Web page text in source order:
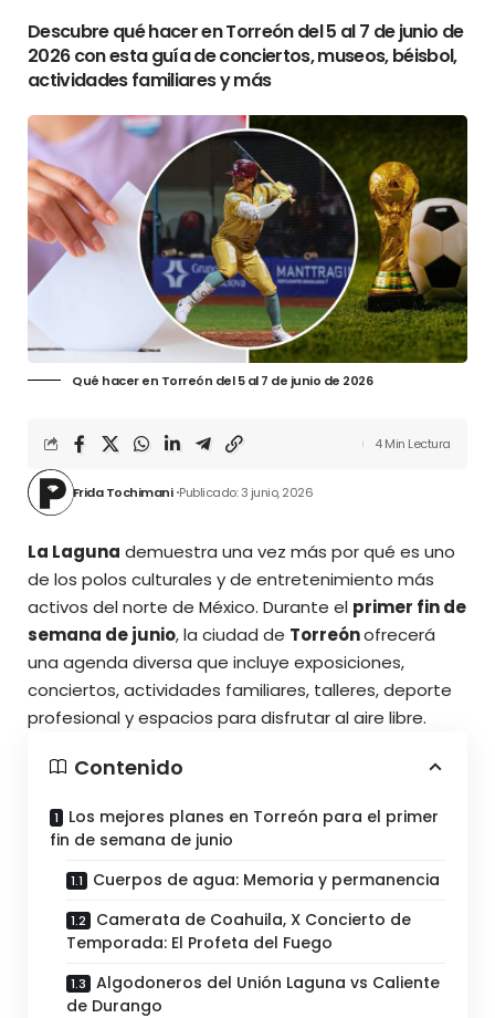
Descubre qué hacer en Torreón del 5 al 7 de junio de
2026 con esta guía de conciertos, museos, béisbol,
actividades familiares y más
Qué hacer en Torreón del 5 al 7 de junio de 2026
Frida Tochimani Publicado: 3 junio, 2026
4 Min Lectura
La Laguna demuestra una vez más por qué es uno
de los polos culturales y de entretenimiento más
activos del norte de México. Durante el primer fin de
semana de junio, la ciudad de Torreónofrecerá
una agenda diversa que incluye exposiciones,
conciertos, actividades familiares, talleres, deporte
profesional y espacios para disfrutar al aire libre.
Contenido
Los mejores planes en Torreón para el primer
fin de semana de junio
Cuerpos de agua: Memoria y permanencia
Camerata de Coahuila, X Concierto de
Temporada: El Profeta del Fuego
Algodoneros del Unión Laguna vs Caliente
de Durango